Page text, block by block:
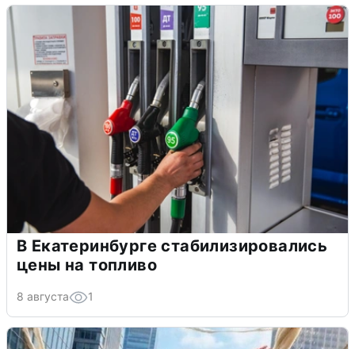
В Екатеринбурге стабилизировались
цены на топливо
8 августа 1